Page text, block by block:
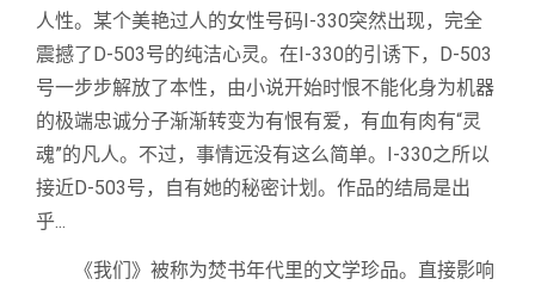
人性。某个美艳过人的女性号码I-330突然出现，完全
震撼了D-503号的纯洁心灵。在I-330的引诱下，D-503
号一步步解放了本性，由小说开始时恨不能化身为机器
的极端忠诚分子渐渐转变为有恨有爱，有血有肉有“灵
魂”的凡人。不过，事情远没有这么简单。I-330之所以
接近D-503号，自有她的秘密计划。作品的结局是出
乎...
《我们》被称为焚书年代里的文学珍品。直接影响